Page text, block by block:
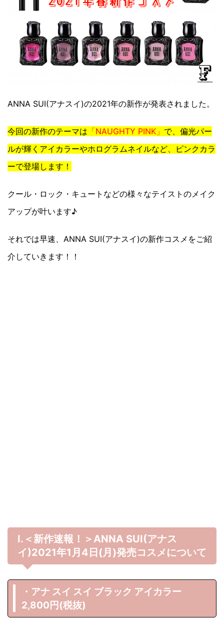
ANNA SUI(アナスイ)の2021年の新作が発表されました。
今回の新作のテーマは 「NAUGHTY PINK」 で、偏光パー
ルが輝くアイカラーやホログラムネイルなど、ピンクカラ
ーで登場します！
クール・ロック・キュートなどの様々なテイストのメイク
アップが叶います♪
それでは早速、ANNA SUI(アナスイ)の新作コスメをご紹
介していきます！！
Ⅰ.＜新作速報！＞ANNA SUI(アナス
イ)2021年1月4日(月)発売コスメについて
・アナ スイ スイ ブラック アイカラー
2,800円(税抜)